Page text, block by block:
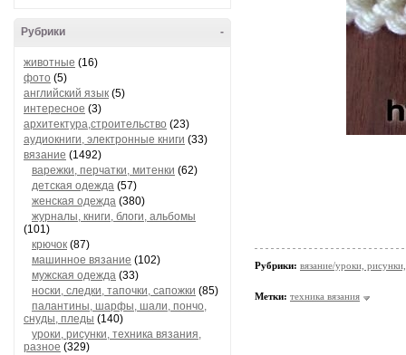
-
Рубрики
животные (16)
фото (5)
английский язык (5)
интересное (3)
архитектура,строительство (23)
аудиокниги, электронные книги (33)
вязание (1492)
варежки, перчатки, митенки (62)
детская одежда (57)
женская одежда (380)
журналы, книги, блоги, альбомы
(101)
крючок (87)
машинное вязание (102)
мужская одежда (33)
носки, следки, тапочки, сапожки (85)
палантины, шарфы, шали, пончо,
снуды, пледы (140)
уроки, рисунки, техника вязания,
разное (329)
Рубрики: вязание/уроки,
Метки: техника вязания